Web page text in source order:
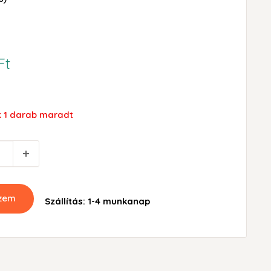
1 darab maradt
Szállítás: 1-4 munkanap